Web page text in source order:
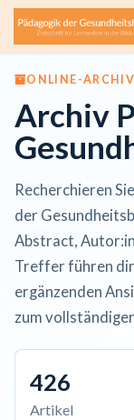
Zum Inhalt springen
ONLINE-ARCHIV
Archiv
Recherchieren
der
Abstract,
Treffer führen
ergänzenden
zum
426
Artikel